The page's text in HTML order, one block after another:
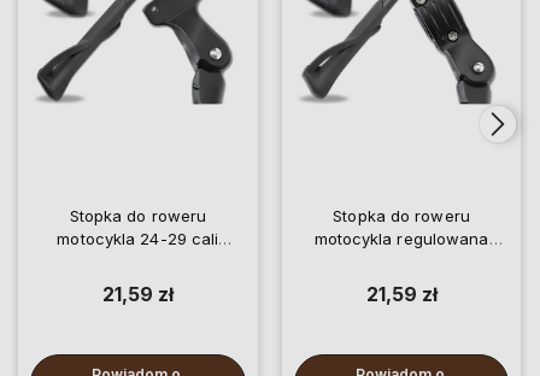
Stopka do roweru
motocykla 24-29 cali
rowerowa
21,59 zł
Stopka do roweru
motocykla regulowana
cali
21,59 zł